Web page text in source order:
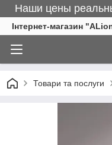
Наши цены
Інтернет-магазин
Товари та послуги